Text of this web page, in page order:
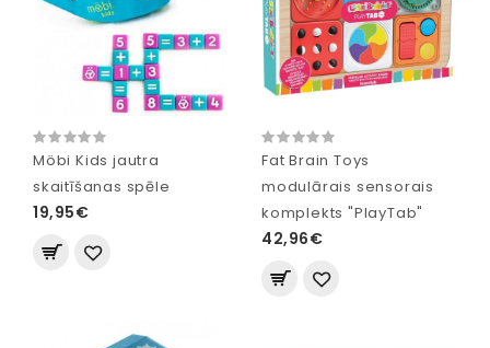
Möbi Kids jautra
skaitīšanas spēle
19,95€
Fat Brain Toys
modulārais sensorais
komplekts "PlayTab"
42,96€